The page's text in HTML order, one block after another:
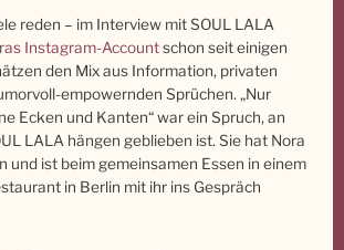
reden – im Interview mit SOUL LALA
Instagram-Accountschon seit einigen
den Mix aus Information, privaten
empowernden Sprüchen. „Nur
Ecken und Kanten“ war ein Spruch, an
LALA hängen geblieben ist. Sie hat Nora
und ist beim gemeinsamen Essen in einem
in Berlin mit ihr ins Gespräch